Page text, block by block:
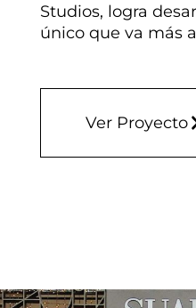
Studios, logra
único que va más
Ver Proyecto